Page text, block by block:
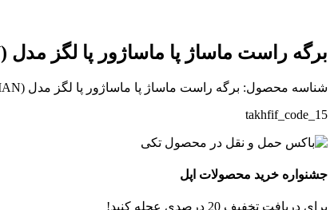
برگه راست ماساژ پا ماساژور پا لگز مدل (LEGS BEAUTICIAN)
شناسه محصول: برگه راست ماساژ پا ماساژور پا لگز مدل (LEGS BEAUTICIAN)
takhfif_code_15
جشنواره خرید محصولات اپل
برای دریافت تخفیف 20 درصدی عجله کنید!